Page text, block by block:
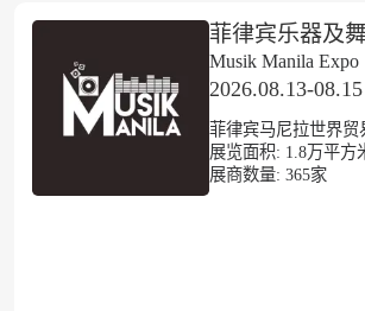
Musik Manila Expo
2026.08.13-08.15
菲律宾马尼拉世界贸
展览面积: 1.8万平方
展商数量: 365家